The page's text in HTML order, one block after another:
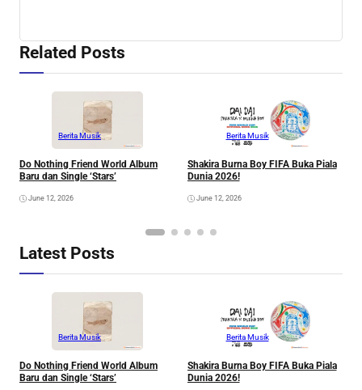
Related Posts
Berita Musik
Do Nothing Friend World Album
Baru dan Single ‘Stars’
June 12, 2026
Berita Musik
Shakira Burna Boy FIFA Buka Piala
Dunia 2026!
June 12, 2026
Latest Posts
Berita Musik
Do Nothing Friend World Album
Baru dan Single ‘Stars’
Berita Musik
Shakira Burna Boy FIFA Buka Piala
Dunia 2026!